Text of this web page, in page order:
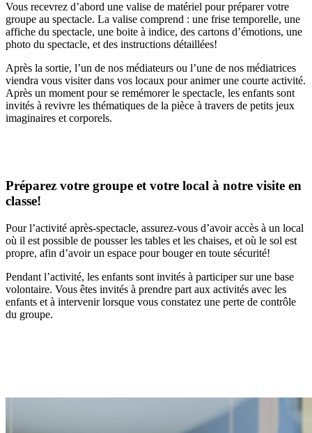
Vous recevrez d’abord une valise de matériel pour préparer votre
groupe au spectacle. La valise comprend : une frise temporelle, une
affiche du spectacle, une boite à indice, des cartons d’émotions, une
photo du spectacle, et des instructions détaillées!
Après la sortie, l’un de nos médiateurs ou l’une de nos médiatrices
viendra vous visiter dans vos locaux pour animer une courte activité.
Après un moment pour se remémorer le spectacle, les enfants sont
invités à revivre les thématiques de la pièce à travers de petits jeux
imaginaires et corporels.
Préparez votre groupe et votre local à notre visite en
classe!
Pour l’activité après-spectacle, assurez-vous d’avoir accès à un local
où il est possible de pousser les tables et les chaises, et où le sol est
propre, afin d’avoir un espace pour bouger en toute sécurité!
Pendant l’activité, les enfants sont invités à participer sur une base
volontaire. Vous êtes invités à prendre part aux activités avec les
enfants et à intervenir lorsque vous constatez une perte de contrôle
du groupe.